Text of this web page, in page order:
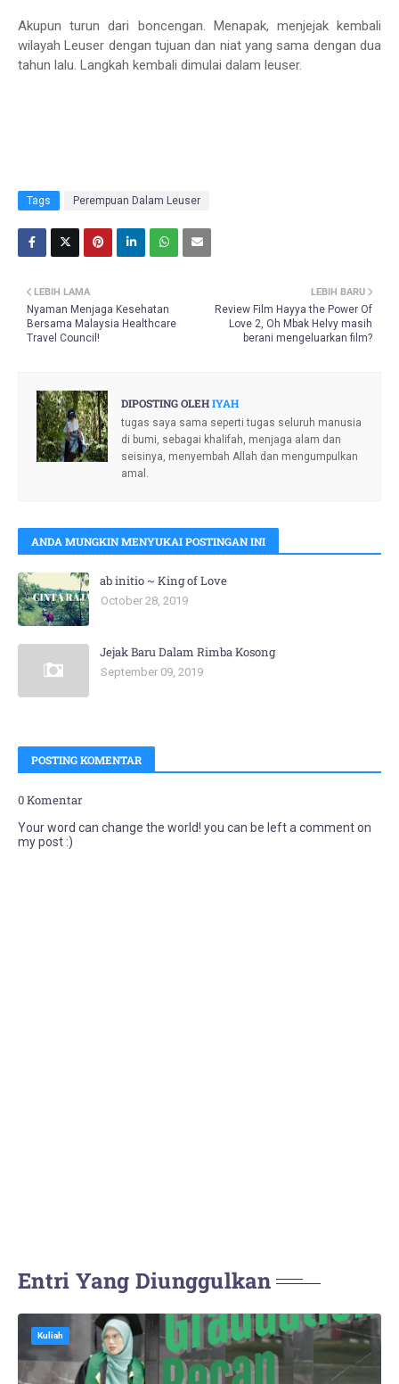
Akupun turun dari boncengan. Menapak, menjejak kembali
wilayah Leuser dengan tujuan dan niat yang sama dengan dua
tahun lalu. Langkah kembali dimulai dalam leuser.
Tags Perempuan Dalam Leuser
LEBIH BARU
Review Film Hayya the Power Of
Love 2, Oh Mbak Helvy masih
berani mengeluarkan film?
LEBIH LAMA
Nyaman Menjaga Kesehatan
Bersama Malaysia Healthcare
Travel Council!
DIPOSTING OLEHIYAH
tugas saya sama seperti tugas seluruh manusia
di bumi, sebagai khalifah, menjaga alam dan
seisinya, menyembah Allah dan mengumpulkan
amal.
ANDA MUNGKIN MENYUKAI POSTINGAN INI
ab initio ~ King of Love
October 28, 2019
Jejak Baru Dalam Rimba Kosong
September 09, 2019
POSTING KOMENTAR
0 Komentar
Your word can change the world! you can be left a comment on
my post :)
Entri Yang Diunggulkan
Kuliah